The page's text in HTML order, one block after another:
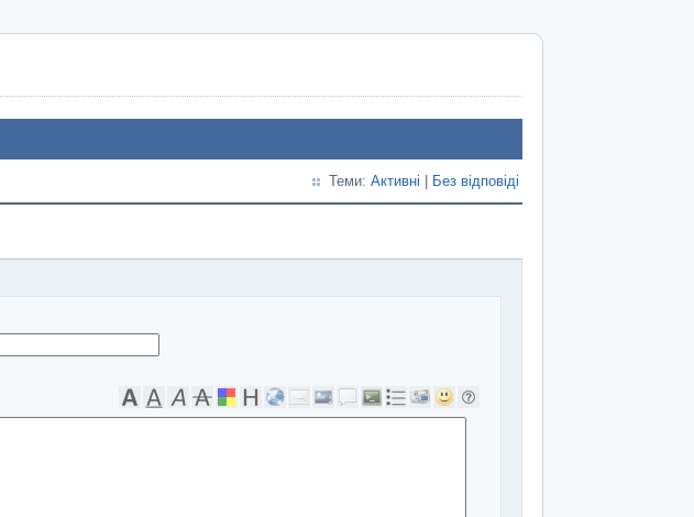
Теми: Активні Без відповіді